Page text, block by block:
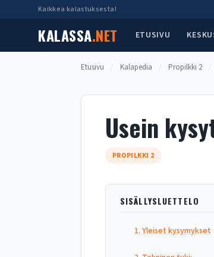
Kaikkea kalastuksesta!
KALASSA.NET ETUSIVU
Etusivu Kalapedia Propilkki 2
Usein
PROPILKKI 2
SISÄLLYSLUETTELO
1. Yleiset kysymykset